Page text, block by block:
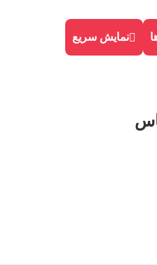
نمایش سریع